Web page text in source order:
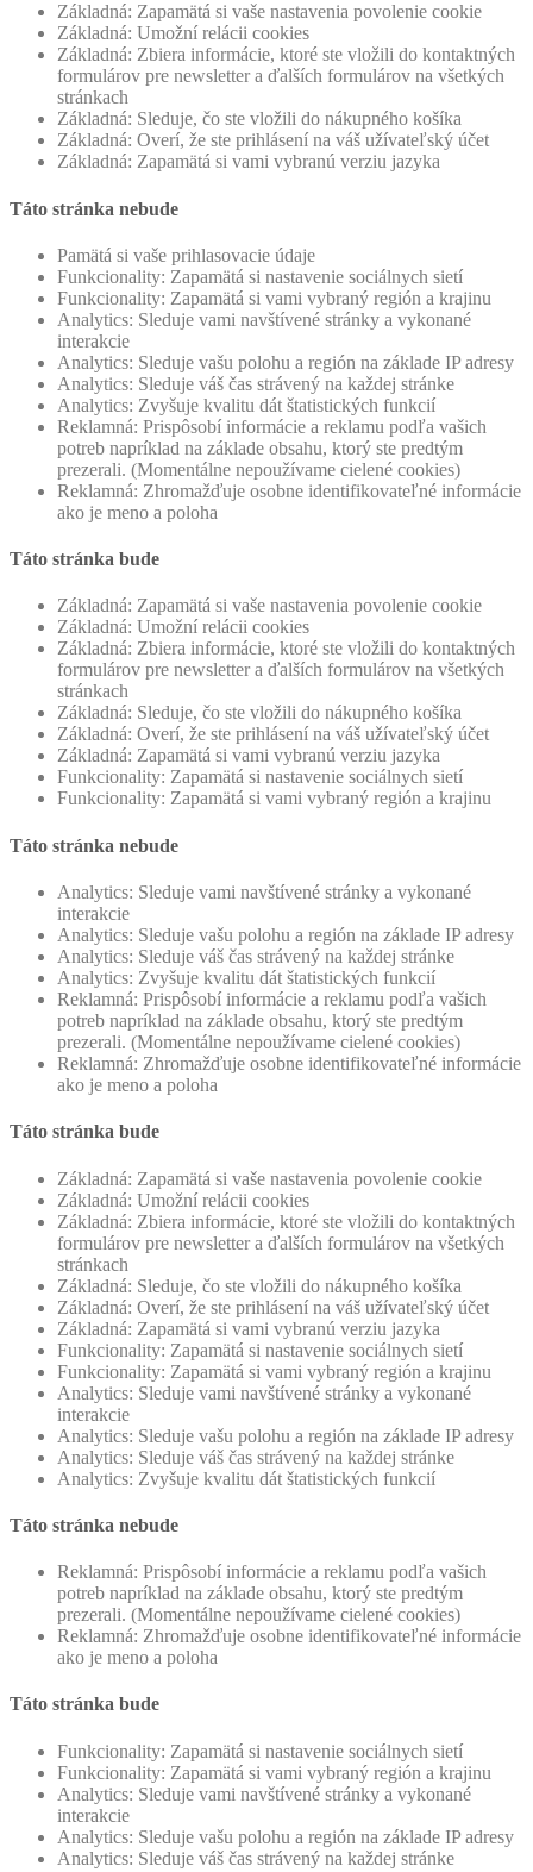
Základná: Zapamätá si vaše nastavenia povolenie cookie
Základná: Umožní relácii cookies
Základná: Zbiera informácie, ktoré ste vložili do kontaktných
formulárov pre newsletter a ďalších formulárov na všetkých
stránkach
Základná: Sleduje, čo ste vložili do nákupného košíka
Základná: Overí, že ste prihlásení na váš užívateľský účet
Základná: Zapamätá si vami vybranú verziu jazyka
Táto stránka nebude
Pamätá si vaše prihlasovacie údaje
Funkcionality: Zapamätá si nastavenie sociálnych sietí
Funkcionality: Zapamätá si vami vybraný región a krajinu
Analytics: Sleduje vami navštívené stránky a vykonané
interakcie
Analytics: Sleduje vašu polohu a región na základe IP adresy
Analytics: Sleduje váš čas strávený na každej stránke
Analytics: Zvyšuje kvalitu dát štatistických funkcií
Reklamná: Prispôsobí informácie a reklamu podľa vašich
potreb napríklad na základe obsahu, ktorý ste predtým
prezerali. (Momentálne nepoužívame cielené cookies)
Reklamná: Zhromažďuje osobne identifikovateľné informácie
ako je meno a poloha
Táto stránka bude
Základná: Zapamätá si vaše nastavenia povolenie cookie
Základná: Umožní relácii cookies
Základná: Zbiera informácie, ktoré ste vložili do kontaktných
formulárov pre newsletter a ďalších formulárov na všetkých
stránkach
Základná: Sleduje, čo ste vložili do nákupného košíka
Základná: Overí, že ste prihlásení na váš užívateľský účet
Základná: Zapamätá si vami vybranú verziu jazyka
Funkcionality: Zapamätá si nastavenie sociálnych sietí
Funkcionality: Zapamätá si vami vybraný región a krajinu
Táto stránka nebude
Analytics: Sleduje vami navštívené stránky a vykonané
interakcie
Analytics: Sleduje vašu polohu a región na základe IP adresy
Analytics: Sleduje váš čas strávený na každej stránke
Analytics: Zvyšuje kvalitu dát štatistických funkcií
Reklamná: Prispôsobí informácie a reklamu podľa vašich
potreb napríklad na základe obsahu, ktorý ste predtým
prezerali. (Momentálne nepoužívame cielené cookies)
Reklamná: Zhromažďuje osobne identifikovateľné informácie
ako je meno a poloha
Táto stránka bude
Základná: Zapamätá si vaše nastavenia povolenie cookie
Základná: Umožní relácii cookies
Základná: Zbiera informácie, ktoré ste vložili do kontaktných
formulárov pre newsletter a ďalších formulárov na všetkých
stránkach
Základná: Sleduje, čo ste vložili do nákupného košíka
Základná: Overí, že ste prihlásení na váš užívateľský účet
Základná: Zapamätá si vami vybranú verziu jazyka
Funkcionality: Zapamätá si nastavenie sociálnych sietí
Funkcionality: Zapamätá si vami vybraný región a krajinu
Analytics: Sleduje vami navštívené stránky a vykonané
interakcie
Analytics: Sleduje vašu polohu a región na základe IP adresy
Analytics: Sleduje váš čas strávený na každej stránke
Analytics: Zvyšuje kvalitu dát štatistických funkcií
Táto stránka nebude
Reklamná: Prispôsobí informácie a reklamu podľa vašich
potreb napríklad na základe obsahu, ktorý ste predtým
prezerali. (Momentálne nepoužívame cielené cookies)
Reklamná: Zhromažďuje osobne identifikovateľné informácie
ako je meno a poloha
Táto stránka bude
Funkcionality: Zapamätá si nastavenie sociálnych sietí
Funkcionality: Zapamätá si vami vybraný región a krajinu
Analytics: Sleduje vami navštívené stránky a vykonané
interakcie
Analytics: Sleduje vašu polohu a región na základe IP adresy
Analytics: Sleduje váš čas strávený na každej stránke